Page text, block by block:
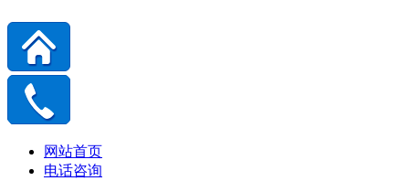
网站首页
电话咨询